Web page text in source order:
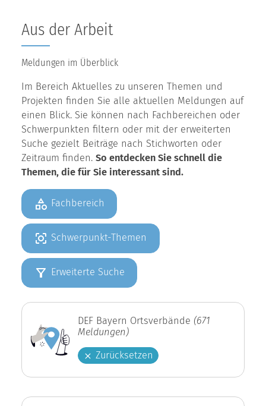
Aus der Arbeit
Meldungen im Überblick
Im Bereich Aktuelles zu unseren Themen und
Projekten finden Sie alle aktuellen Meldungen auf
einen Blick. Sie können nach Fachbereichen oder
Schwerpunkten filtern oder mit der erweiterten
Suche gezielt Beiträge nach Stichworten oder
Zeitraum finden. So entdecken Sie schnell die
Themen, die für Sie interessant sind.
Fachbereich
Schwerpunkt-Themen
Erweiterte Suche
DEF Bayern Ortsverbände (671
Meldungen)
Zurücksetzen